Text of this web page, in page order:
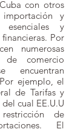
con otros
y
esenciales y
Por
numerosas
comercio
encuentran
ejemplo, el
de Tarifas y
cual EE.U.U
de
El